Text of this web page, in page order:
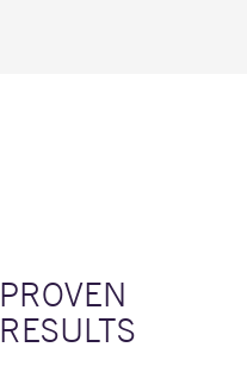
PROVEN
RESULTS